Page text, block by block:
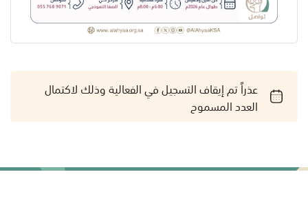
عذراً تم إيقاف التسجيل في الفعالية وذلك لاكتمال
العدد المسموح